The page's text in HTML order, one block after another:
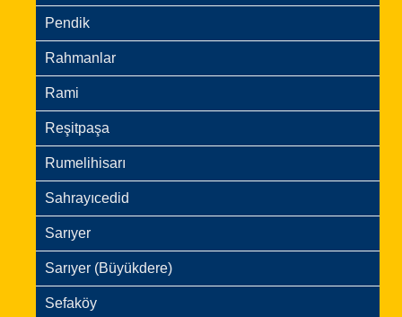
Pendik
Rahmanlar
Rami
Reşitpaşa
Rumelihisarı
Sahrayıcedid
Sarıyer
Sarıyer (Büyükdere)
Sefaköy